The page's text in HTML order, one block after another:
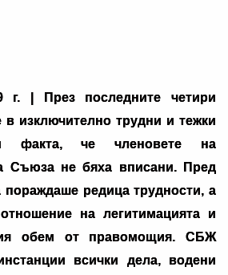
г. | През последните четири
в изключително трудни и тежки
факта, че членовете на
Съюза не бяха вписани. Пред
пораждаше редица трудности, а
на легитимацията и
обем от правомощия. СБЖ
всички дела, водени